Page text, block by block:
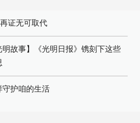
证无可取代
明故事】《光明日报》镌刻下这些
守护咱的生活